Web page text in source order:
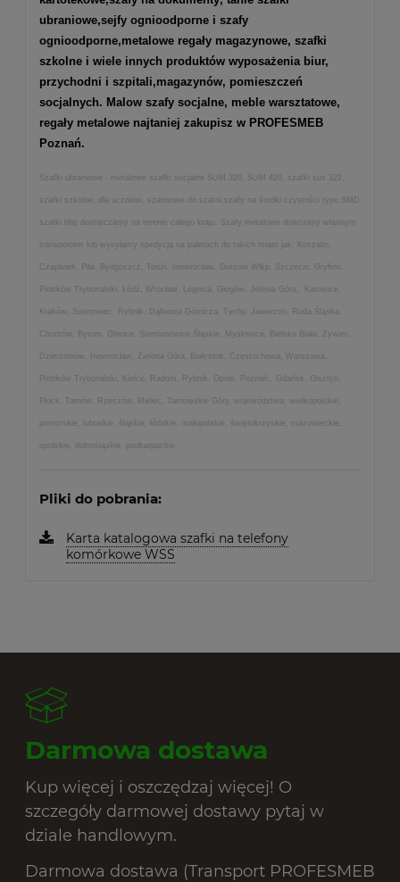
ubraniowe,sejfy ognioodporne i szafy
ognioodporne,metalowe regały magazynowe, szafki
szkolne i wiele innych produktów wyposażenia biur,
przychodni i szpitali,magazynów, pomieszczeń
socjalnych. Malow szafy socjalne, meble warsztatowe,
regały metalowe najtaniej zakupisz w PROFESMEB
Poznań.
Szafki ubraniowe - metalowe szafki socjalne SUM 320, SUM 420, szafki sus 322,
szafki szkolne, dla uczniów, szatniowe do szatni,szafy na środki czystości typu SMD
szafki bhp dostarczamy na terenie całego kraju. Szafy metalowe dowozimy własnym
transportem lub wysyłamy spedycją na paletach do takich miast jak: Koszalin,
Czaplinek, Piła, Bydgoszcz, Toruń, Inowrocław, Gorzów Wlkp, Szczecin, Gryfino,
Piotrków Trybunalski, Łódź, Wrocław, Legnica, Głogów, Jelenia Góra, Katowice,
Kraków, Sosnowiec, Rybnik, Dąbrowa Górnicza, Tychy, Jaworzno, Ruda Śląska,
Chorzów, Bytom, Gliwice, Siemianowice Śląskie, Mysłowice, Bielsko Biała, Żywiec,
Dzierżoniów, Inowrocław, Zielona Góra, Białystok, Częstochowa, Warszawa,
Piotrków Trybunalski, Kielce, Radom, Rybnik, Opole, Poznań, Gdańsk, Olsztyn,
Płock, Tarnów, Rzeszów, Mielec, Tarnowskie Góry, województwa: wielkopolskie,
pomorskie, lubuskie, śląskie, łódzkie, małopolskie, świętokrzyskie, mazowieckie,
opolskie, dolnośląskie, podkarpackie,
Pliki do pobrania:
Karta katalogowa szafki na telefony
komórkowe WSS
Darmowa dostawa
Kup więcej i oszczędzaj więcej! O
szczegóły darmowej dostawy pytaj w
dziale handlowym.
Darmowa dostawa (Transport PROFESMEB